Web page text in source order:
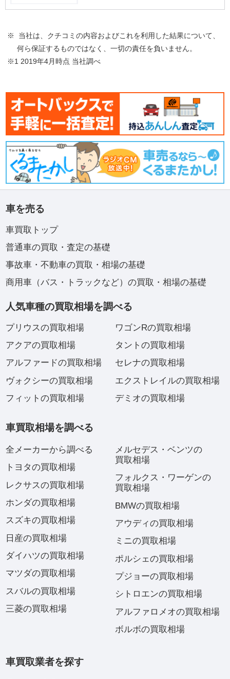
※ 当社は、クチコミの内容およびこれを利用した結果について、
何ら保証するものではなく、一切の責任を負いません。
※1 2019年4月時点 当社調べ
車を売る
車買取トップ
普通車の買取・査定の基礎
事故車・不動車の買取・相場の基礎
商用車（バス・トラックなど）の買取・相場の基礎
人気車種の買取相場を調べる
プリウスの買取相場
アクアの買取相場
アルファードの買取相場
ヴォクシーの買取相場
フィットの買取相場
ワゴンRの買取相場
タントの買取相場
セレナの買取相場
エクストレイルの買取相場
デミオの買取相場
車買取相場を調べる
全メーカーから調べる
トヨタの買取相場
レクサスの買取相場
ホンダの買取相場
スズキの買取相場
日産の買取相場
ダイハツの買取相場
マツダの買取相場
スバルの買取相場
三菱の買取相場
メルセデス・ベンツの
買取相場
フォルクス・ワーゲンの
買取相場
BMWの買取相場
アウディの買取相場
ミニの買取相場
ポルシェの買取相場
プジョーの買取相場
シトロエンの買取相場
アルファロメオの買取相場
ボルボの買取相場
車買取業者を探す